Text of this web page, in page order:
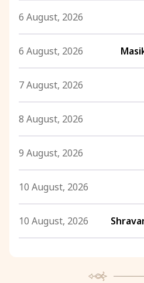
6 August, 2026
6 August, 2026
7 August, 2026
8 August, 2026
9 August, 2026
10 August, 2026
10 August, 2026